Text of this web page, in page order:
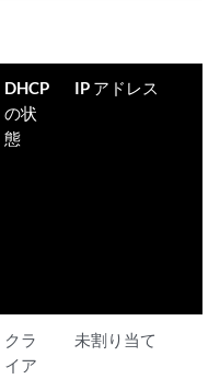
DHCP
の状
態
IP アドレス
クラ
イア
未割り当て